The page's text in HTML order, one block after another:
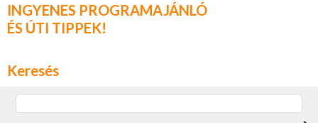
INGYENES PROGRAMAJÁNLÓ
ÉS ÚTI TIPPEK!
Keresés